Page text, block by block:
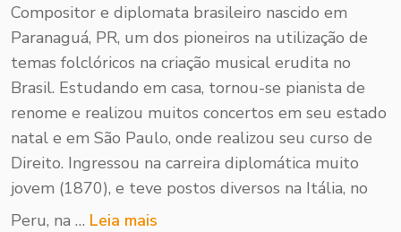
Compositor e diplomata brasileiro nascido em
Paranaguá, PR, um dos pioneiros na utilização de
temas folclóricos na criação musical erudita no
Brasil. Estudando em casa, tornou-se pianista de
renome e realizou muitos concertos em seu estado
natal e em São Paulo, onde realizou seu curso de
Direito. Ingressou na carreira diplomática muito
jovem (1870), e teve postos diversos na Itália, no
Peru, na … Leia mais